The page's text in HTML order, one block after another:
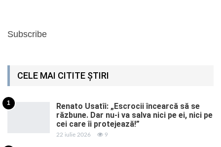
Subscribe
CELE MAI CITITE ȘTIRI
1
Renato Usatîi: „Escrocii încearcă să se
răzbune. Dar nu-i va salva nici pe ei, nici pe
cei care îi protejează!”
22 iulie 2026 9